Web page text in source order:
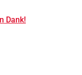
Dank!